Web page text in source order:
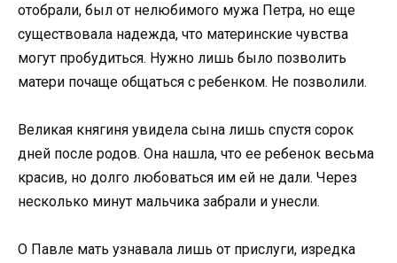
отобрали, был от нелюбимого мужа Петра, но еще
существовала надежда, что материнские чувства
могут пробудиться. Нужно лишь было позволить
матери почаще общаться с ребенком. Не позволили.
Великая княгиня увидела сына лишь спустя сорок
дней после родов. Она нашла, что ее ребенок весьма
красив, но долго любоваться им ей не дали. Через
несколько минут мальчика забрали и унесли.
О Павле мать узнавала лишь от прислуги, изредка